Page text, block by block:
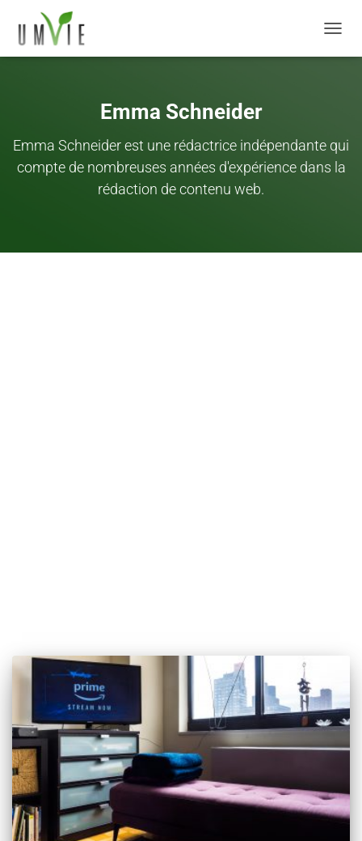
Emma Schneider
Emma Schneider est une rédactrice indépendante qui
compte de nombreuses années d'expérience dans la
rédaction de contenu web.